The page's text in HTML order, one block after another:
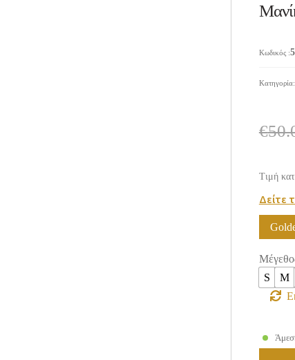
Κωδικός :
Κατηγορία:
€
Τιμή
Δείτε
S
M